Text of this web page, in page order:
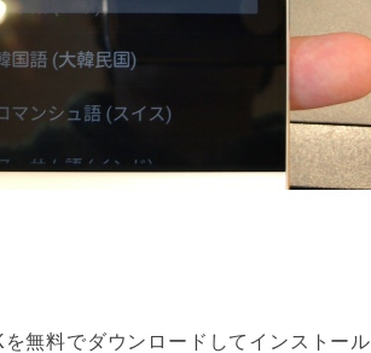
無料でダウンロードしてインストール